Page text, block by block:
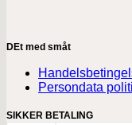
DEt med småt
Persondata
SIKKER BETALING